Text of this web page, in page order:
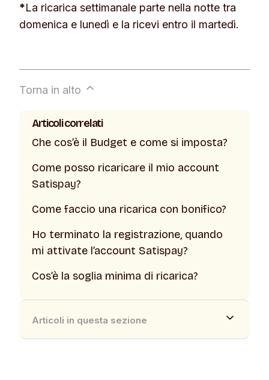
*La ricarica settimanale parte nella notte tra
domenica e lunedì e la ricevi entro il martedì.
Torna in alto
Articoli correlati
Che cos’è il Budget e come si imposta?
Come posso ricaricare il mio account
Satispay?
Come faccio una ricarica con bonifico?
Ho terminato la registrazione, quando
mi attivate l’account Satispay?
Cos’è la soglia minima di ricarica?
Articoli in questa sezione